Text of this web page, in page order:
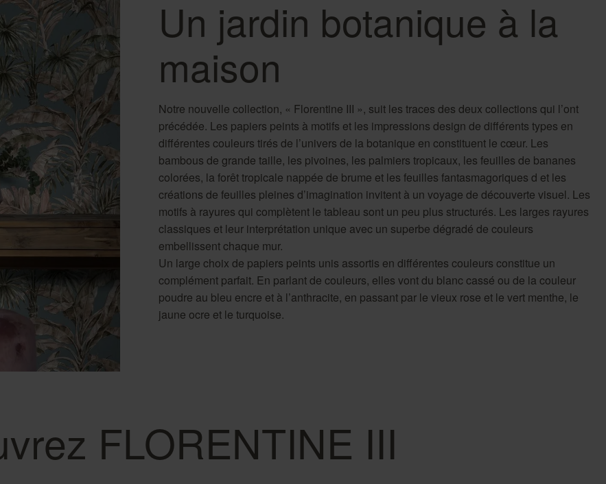
Un jardin botanique à la
maison
Notre nouvelle collection, « Florentine III », suit les traces des deux collections qui l’ont
précédée. Les papiers peints à motifs et les impressions design de différents types en
différentes couleurs tirés de l’univers de la botanique en constituent le cœur. Les
bambous de grande taille, les pivoines, les palmiers tropicaux, les feuilles de bananes
colorées, la forêt tropicale nappée de brume et les feuilles fantasmagoriques d et les
créations de feuilles pleines d’imagination invitent à un voyage de découverte visuel. Les
motifs à rayures qui complètent le tableau sont un peu plus structurés. Les larges rayures
classiques et leur interprétation unique avec un superbe dégradé de couleurs
embellissent chaque mur.
Un large choix de papiers peints unis assortis en différentes couleurs constitue un
complément parfait. En parlant de couleurs, elles vont du blanc cassé ou de la couleur
poudre au bleu encre et à l’anthracite, en passant par le vieux rose et le vert menthe, le
jaune ocre et le turquoise.
FLORENTINE III